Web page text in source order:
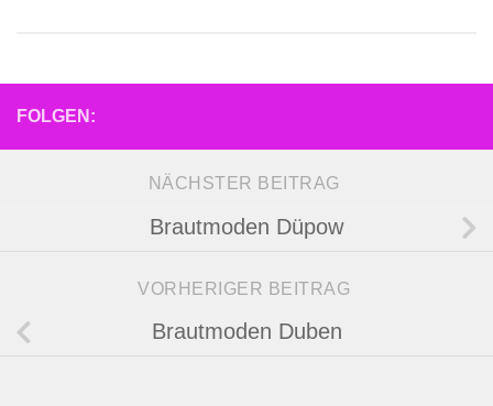
FOLGEN:
NÄCHSTER BEITRAG
Brautmoden Düpow
VORHERIGER BEITRAG
Brautmoden Duben